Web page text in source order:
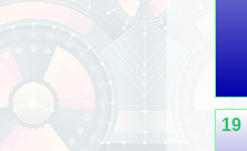
19